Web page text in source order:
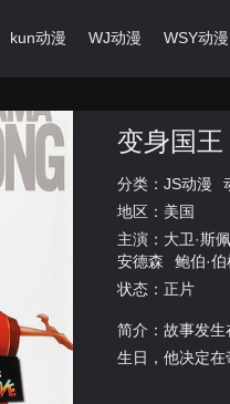
Ikun动漫 WJ动漫 WSY动漫
变身国王
分类： JS动漫
地区： 美国
主演： 大卫·斯
安德森
鲍伯·伯
米丽亚姆·福林
状态：正片
简介：故事发
生日，他决定在